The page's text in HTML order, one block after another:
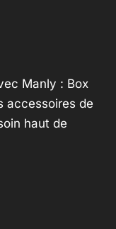
Manly : Box
accessoires de
haut de